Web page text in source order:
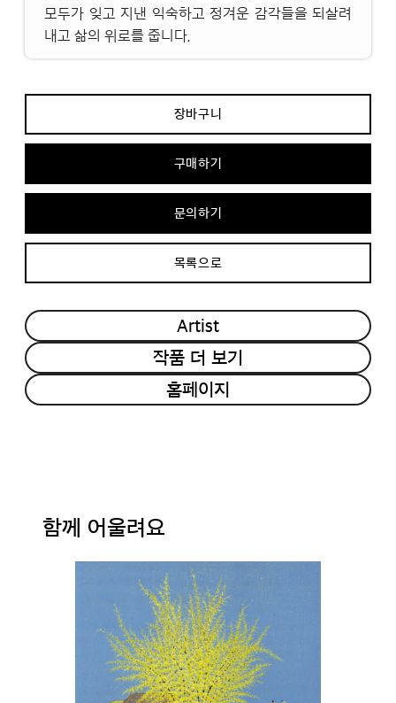
모두가 잊고 지낸 익숙하고 정겨운 감각들을 되살려
내고 삶의 위로를 줍니다.
장바구니
구매하기
문의하기
목록으로
Artist
작품 더 보기
홈페이지
함께 어울려요